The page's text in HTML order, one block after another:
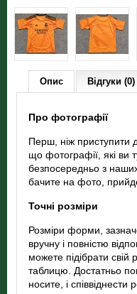
Опис Відгуки (0)
Про фотографії
Перш, ніж приступити
що фотографії, які ви
безпосередньо з
бачите на фото,
Точні розміри
Розміри форми,
вручну і повністю
можете підібрати
таблицю. Достатньо
носите, і